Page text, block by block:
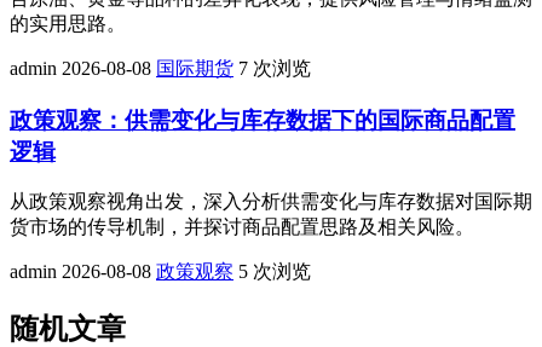
的实用思路。
admin 2026-08-08 国际期货 7 次浏览
政策观察：供需变化与库存数据下的国际商品配置
逻辑
从政策观察视角出发，深入分析供需变化与库存数据对国际期
货市场的传导机制，并探讨商品配置思路及相关风险。
admin 2026-08-08 政策观察 5 次浏览
随机文章